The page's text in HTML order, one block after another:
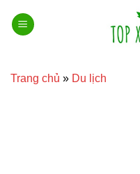
qua
Trang chủ » Du lịch